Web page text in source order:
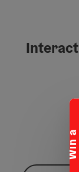
W
i
n
a
h
o
l
i
d
a